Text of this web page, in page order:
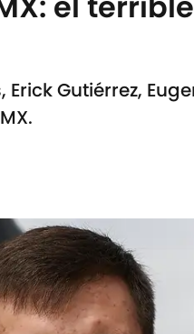
Gutiérrez,